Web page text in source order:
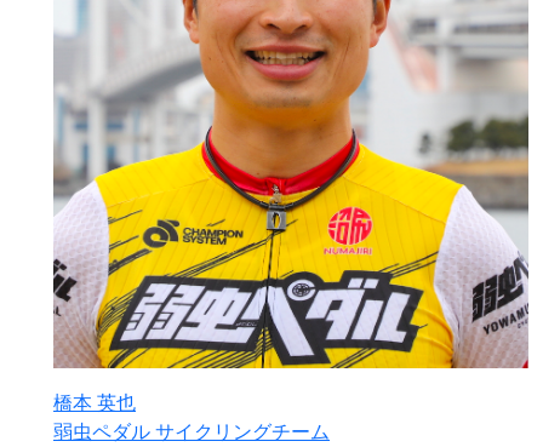
橋本 英也
弱虫ペダル サイクリングチーム